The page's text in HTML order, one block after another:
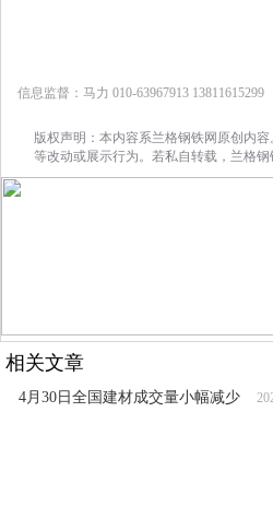
信息监督：马力 010-63967913 13811615299
版权声明：本内容系兰格钢铁网原创内
等改动或展示行为。若私自转载，兰格
相关文章
4月30日全国建材成交量小幅减少